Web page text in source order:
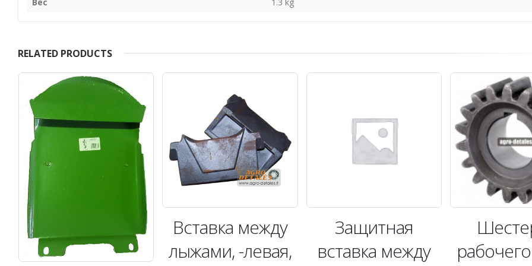
RELATED PRODUCTS
Bставка между
лыжами, -левая,
Защитная
вставка между